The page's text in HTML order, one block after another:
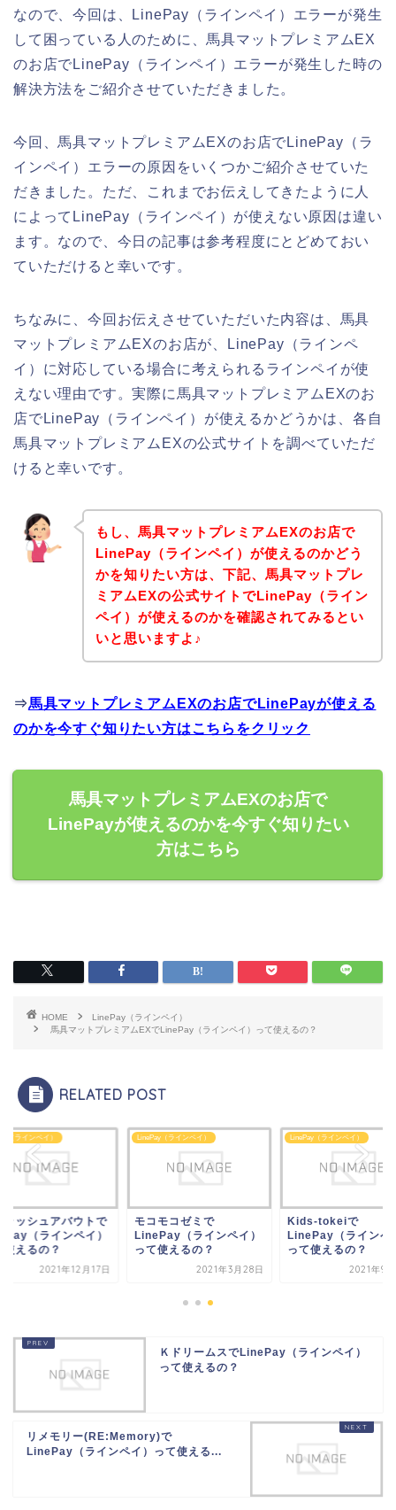
なので、今回は、LinePay（ラインペイ）エラーが発生
して困っている人のために、馬具マットプレミアムEX
のお店でLinePay（ラインペイ）エラーが発生した時の
解決方法をご紹介させていただきました。
今回、馬具マットプレミアムEXのお店でLinePay（ラ
インペイ）エラーの原因をいくつかご紹介させていた
だきました。ただ、これまでお伝えしてきたように人
によってLinePay（ラインペイ）が使えない原因は違い
ます。なので、今日の記事は参考程度にとどめておい
ていただけると幸いです。
ちなみに、今回お伝えさせていただいた内容は、馬具
マットプレミアムEXのお店が、LinePay（ラインペ
イ）に対応している場合に考えられるラインペイが使
えない理由です。実際に馬具マットプレミアムEXのお
店でLinePay（ラインペイ）が使えるかどうかは、各自
馬具マットプレミアムEXの公式サイトを調べていただ
けると幸いです。
もし、馬具マットプレミアムEXのお店で
LinePay（ラインペイ）が使えるのかどう
かを知りたい方は、下記、馬具マットプレ
ミアムEXの公式サイトでLinePay（ライン
ペイ）が使えるのかを確認されてみるとい
いと思いますよ♪
⇒馬具マットプレミアムEXのお店でLinePayが使える
のかを今すぐ知りたい方はこちらをクリック
馬具マットプレミアムEXのお店で
LinePayが使えるのかを今すぐ知りたい
方はこちら
HOME
LinePay（ラインペイ）
馬具マットプレミアムEXでLinePay（ラインペイ）って使えるの？
RELATED POST
（ラインペイ）
ラッシュアバウトで
（ラインペイ）
使えるの？
2021年12月17日
LinePay（ラインペイ）
モコモコゼミで
LinePay（ラインペイ）
って使えるの？
2021年3月28日
LinePay（ラインペイ）
Kids-tokeiで
LinePay（ラインペ
って使えるの？
2021年9
ＫドリームスでLinePay（ラインペイ）
って使えるの？
リメモリー(RE:Memory)で
LinePay（ラインペイ）って使える...